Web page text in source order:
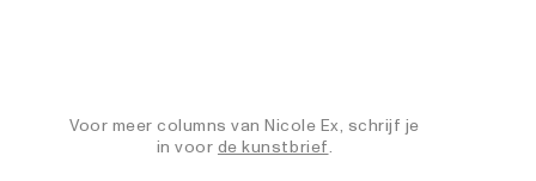
Voor meer columns van Nicole Ex, schrijf je
in voor de kunstbrief.